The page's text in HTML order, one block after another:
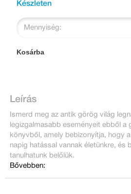
Készleten
Mennyiség:
Kosárba
Leírás
Ismerd meg az antik görög világ
legizgalmasabb eseményeit ebből a
könyvből, amely bebizonyítja, hogy
napig hatással vannak életünkre, és
tanulhatunk belőlük.
Bővebben: